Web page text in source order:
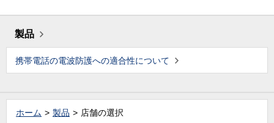
製品
携帯電話の電波防護への適合性について
ホーム 製品 店舗の選択